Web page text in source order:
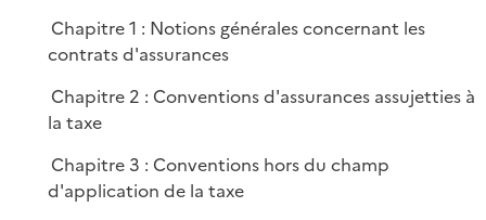
e
r
p
l
i
e
Chapitre 1 : Notions générales concernant les
contrats d'assurances
Chapitre 2 : Conventions d'assurances assujetties à
la taxe
Chapitre 3 : Conventions hors du champ
d'application de la taxe